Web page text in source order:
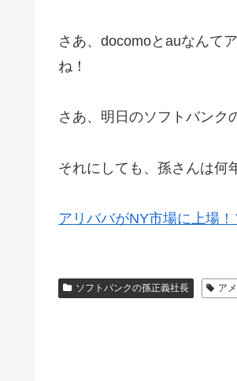
さあ、docomoとauなんて
ね！
さあ、明日のソフトバンク
それにしても、孫さんは何
アリババがNY市場に上場
ソフトバンクの孫正義社長 ア